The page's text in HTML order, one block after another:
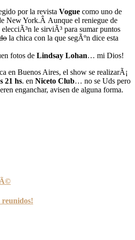
por la revista Vogue como uno de
New York.Â Aunque el reniegue de
elecciÃ³n le sirviÃ³ para sumar puntos
la chica con la que segÃºn dice esta
fotos de Lindsay Lohan… mi Dios!
en Buenos Aires, el show se realizarÃ¡
21 hs. en Niceto Club… no se Uds pero
enganchar, avisen de alguna forma.
reunidos!